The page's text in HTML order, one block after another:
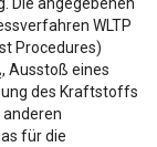
Die angegebenen
WLTP
Procedures)
Ausstoß eines
des Kraftstoffs
anderen
für die